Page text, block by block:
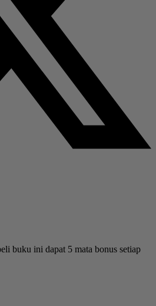
buku ini dapat 5 mata bonus setiap